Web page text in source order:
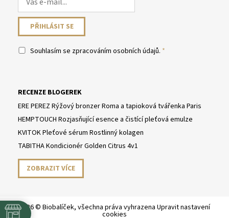
Souhlasím se zpracováním osobních údajů.
RECENZE BLOGEREK
ERE PEREZ Rýžový bronzer Roma a tapioková tvářenka Paris
HEMPTOUCH Rozjasňující esence a čistící pleťová emulze
KVITOK Pleťové sérum Rostlinný kolagen
TABITHA Kondicionér Golden Citrus 4v1
ZOBRAZIT VÍCE
2026 © Biobalíček, všechna práva vyhrazena Upravit nastavení
cookies